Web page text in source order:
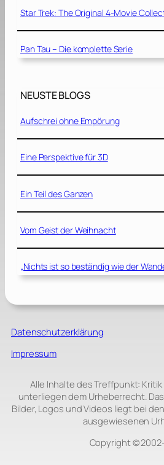
Star Trek: The Original 4-Movie
Pan Tau – Die komplette Serie
NEUSTE BLOGS
Aufschrei ohne Empörung
Eine Perspektive für 3D
Ein Teil des Ganzen
Vom Geist der Weihnacht
„Nichts ist so beständig wie der
Datenschutzerklärung
Impressum
Alle Inhalte des Treffpunkt:
unterliegen dem Urheberrecht.
Bilder, Logos und Videos liegt bei
ausgewiesenen
Copyright ©